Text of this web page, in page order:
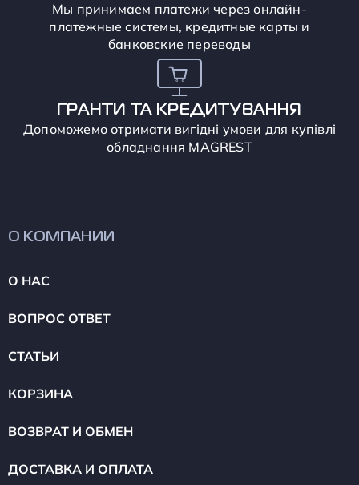
Мы принимаем платежи через онлайн-
платежные системы, кредитные карты и
банковские переводы
ГРАНТИ ТА КРЕДИТУВАННЯ
Допоможемо отримати вигідні умови для купівлі
обладнання MAGREST
О КОМПАНИИ
О НАС
ВОПРОС ОТВЕТ
СТАТЬИ
КОРЗИНА
ВОЗВРАТ И ОБМЕН
ДОСТАВКА И ОПЛАТА